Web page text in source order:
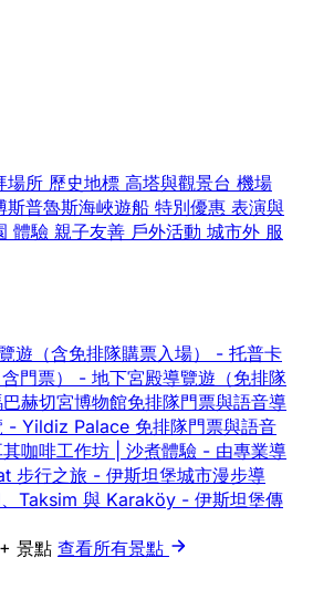
場所 歷史地標 高塔與觀景台 機場
斯普魯斯海峽遊船 特別優惠 表演與
體驗 親子友善 戶外活動 城市外 服
遊（含免排隊購票入場） - 托普卡
門票） - 地下宮殿導覽遊（免排隊
赫切宮博物館免排隊門票與語音導
- Yildiz Palace 免排隊門票與語音
咖啡工作坊 | 沙煮體驗 - 由專業導
步行之旅 - 伊斯坦堡城市漫步導
Taksim 與 Karaköy - 伊斯坦堡傳
景點 查看所有景點